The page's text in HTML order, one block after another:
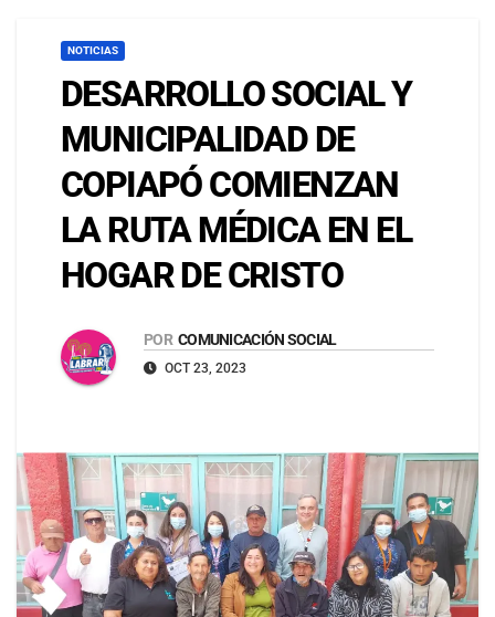
NOTICIAS
DESARROLLO SOCIAL Y
MUNICIPALIDAD DE
COPIAPÓ COMIENZAN
LA RUTA MÉDICA EN EL
HOGAR DE CRISTO
POR COMUNICACIÓN SOCIAL
OCT 23, 2023